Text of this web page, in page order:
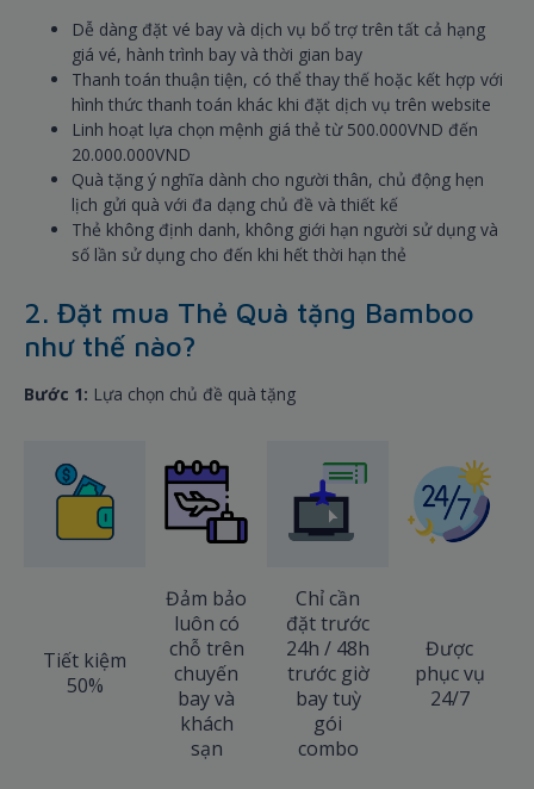
Dễ dàng đặt vé bay và dịch vụ bổ trợ trên tất cả hạng
giá vé, hành trình bay và thời gian bay
Thanh toán thuận tiện, có thể thay thế hoặc kết hợp với
hình thức thanh toán khác khi đặt dịch vụ trên website
Linh hoạt lựa chọn mệnh giá thẻ từ 500.000VND đến
20.000.000VND
Quà tặng ý nghĩa dành cho người thân, chủ động hẹn
lịch gửi quà với đa dạng chủ đề và thiết kế
Thẻ không định danh, không giới hạn người sử dụng và
số lần sử dụng cho đến khi hết thời hạn thẻ
2. Đặt mua Thẻ Quà tặng Bamboo
như thế nào?
Bước 1: Lựa chọn chủ đề quà tặng
Tiết kiệm
50%
Đảm bảo
luôn có
chỗ trên
chuyến
bay và
khách
sạn
Chỉ cần
đặt trước
24h / 48h
trước giờ
bay tuỳ
gói
combo
Được
phục vụ
24/7